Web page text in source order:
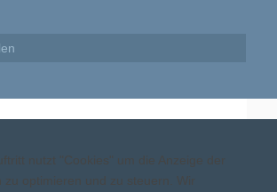
nutzt "Cookies" um die Anzeige der
zu optimieren und zu steuern. Wir